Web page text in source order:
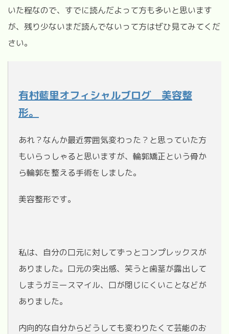
いた程なので、すでに読んだよって方も多いと思います
が、残り少ないまだ読んでないって方はぜひ見てみてくだ
さい。
有村藍里オフィシャルブログ 美容整
形。
あれ？なんか最近雰囲気変わった？と思っていた方
もいらっしゃると思いますが、輪郭矯正という骨か
ら輪郭を整える手術をしました。
美容整形です。
私は、自分の口元に対してずっとコンプレックスが
ありました。口元の突出感、笑うと歯茎が露出して
しまうガミースマイル、口が閉じにくいことなどが
ありました。
内向的な自分からどうしても変わりたくて芸能のお